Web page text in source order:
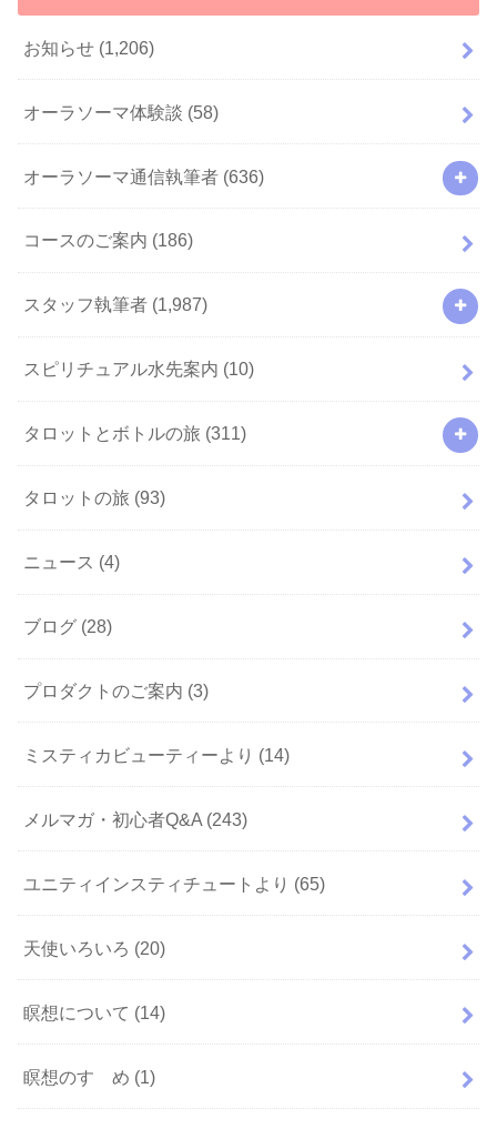
お知らせ (1,206)
オーラソーマ体験談 (58)
オーラソーマ通信執筆者 (636)
コースのご案内 (186)
スタッフ執筆者 (1,987)
スピリチュアル水先案内 (10)
タロットとボトルの旅 (311)
タロットの旅 (93)
ニュース (4)
ブログ (28)
プロダクトのご案内 (3)
ミスティカビューティーより (14)
メルマガ・初心者Q&A (243)
ユニティインスティチュートより (65)
天使いろいろ (20)
瞑想について (14)
瞑想のすゝめ (1)